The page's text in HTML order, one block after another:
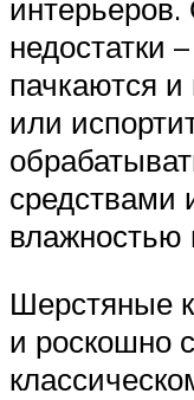
интерьеров.
недостатки
пачкаются
или
средствами
Шерстяные
и роскошно